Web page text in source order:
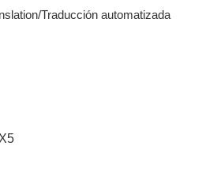
Traducción automatizada